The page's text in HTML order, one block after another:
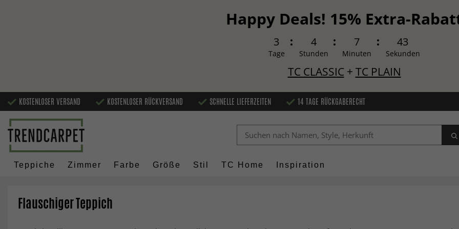
Happy Deals! 15% Extra-
3
Tage
4
Stunden
7
Minuten
42
Sekunden
TC CLASSIC+ TC PLAIN
KOSTENLOSER VERSAND KOSTENLOSER RÜCKVERSAND SCHNELLE LIEFERZEITEN 14 TAGE RÜCKGABERECHT
Teppiche Zimmer Farbe Größe Stil TC Home Inspiration
Flauschiger Teppich